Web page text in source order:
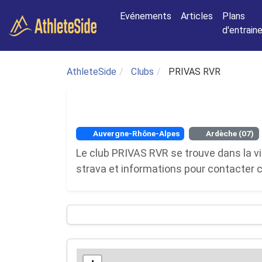
Evénements
Articles
Plans
AthleteSide Clubs PRIVAS RVR
Auvergne-Rhône-Alpes Ardèche (07)
Le club PRIVAS RVR se trouve dans
strava et informations pour contacter